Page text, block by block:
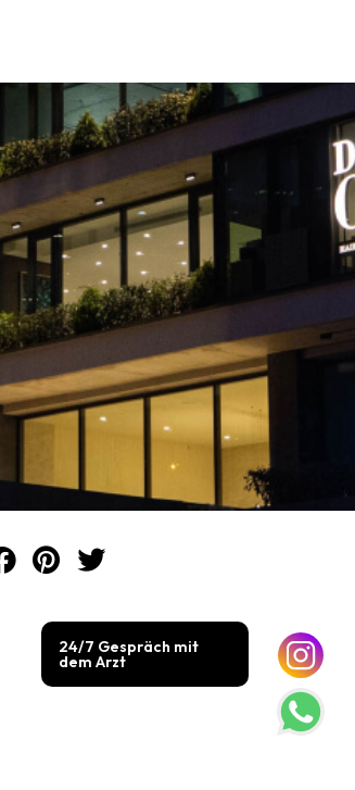
24/7 Gespräch mit
dem Arzt